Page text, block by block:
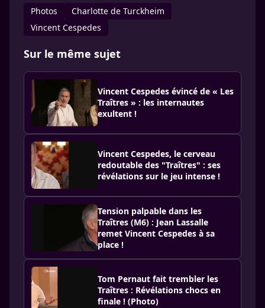
Photos
Charlotte de Turckheim
Vincent Cespedes
Sur le même sujet
Vincent Cespedes évincé de « Les
Traîtres » : les internautes
exultent !
Vincent Cespedes, le cerveau
redoutable des "Traîtres" : ses
révélations sur le jeu intense !
Tension palpable dans les
Traîtres (M6) : Jean Lassalle
remet Vincent Cespedes à sa
place !
Tom Pernaut fait trembler les
Traîtres : Révélations chocs en
finale ! (Photo)